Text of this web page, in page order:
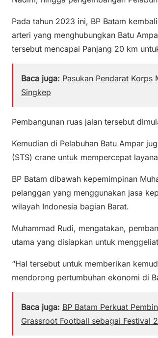
Pada tahun 2023 ini, BP Batam
arteri yang menghubungkan Batu
tersebut mencapai Panjang 20 km
Baca juga: Pasukan Pendarat Korps
Singkep
Pembangunan ruas jalan tersebut
Kemudian di Pelabuhan Batu Ampar
(STS) crane untuk mempercepat
BP Batam dibawah kepemimpinan
pelanggan yang menggunakan jasa
wilayah Indonesia bagian Barat.
Muhammad Rudi, mengatakan,
utama yang disiapkan untuk
“Hal tersebut untuk memberikan
mendorong pertumbuhan ekonomi di
Baca juga: BP Batam Perkuat
Grassroot Football sebagai Festival